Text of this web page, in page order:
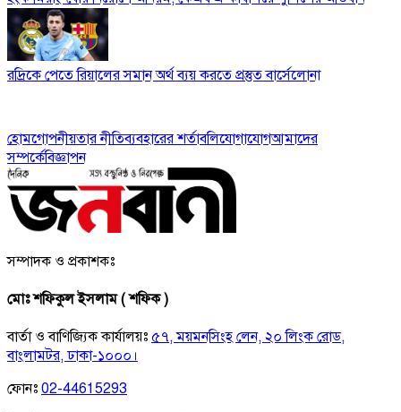
রদ্রিকে পেতে রিয়ালের সমান অর্থ ব্যয় করতে প্রস্তুত বার্সেলোনা
হোমগোপনীয়তার নীতিব্যবহারের শর্তাবলিযোগাযোগআমাদের
সম্পর্কেবিজ্ঞাপন
সম্পাদক ও প্রকাশকঃ
মোঃ শফিকুল ইসলাম ( শফিক )
বার্তা ও বাণিজ্যিক কার্যালয়ঃ ৫৭, ময়মনসিংহ লেন, ২০ লিংক রোড,
বাংলামটর, ঢাকা-১০০০।
ফোনঃ 02-44615293